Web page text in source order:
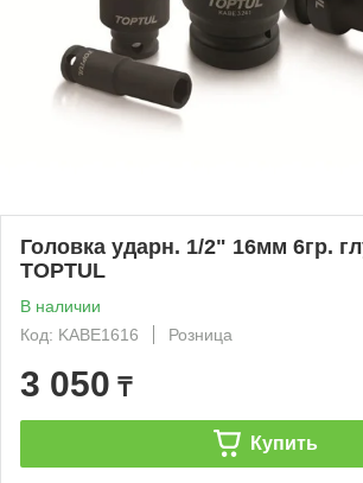
Головка ударн. 1/2" 16мм 6гр.
TOPTUL
В наличии
Код: KABE1616
Розница
3 050 ₸
Купить